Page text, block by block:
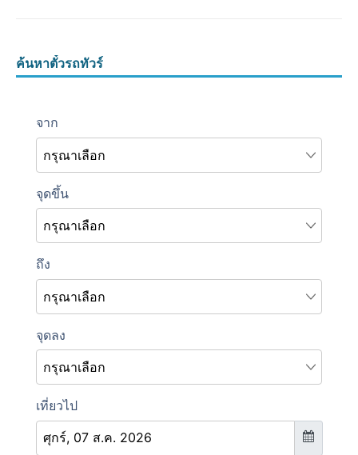
ค้นหาตั๋วรถทัวร์